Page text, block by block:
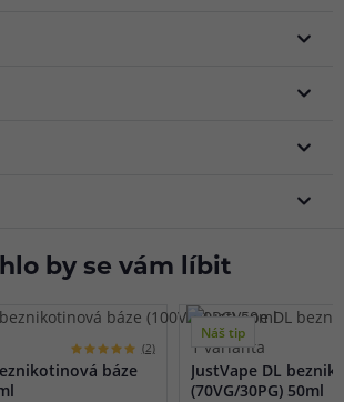
by se vám líbit
(2)
báze
Náš tip
1 varianta
JustVape DL
(70VG/30PG) 50ml